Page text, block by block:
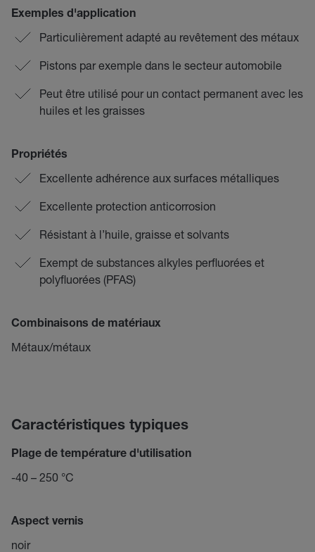
Exemples d'application
Particulièrement adapté au revêtement des métaux
Pistons par exemple dans le secteur automobile
Peut être utilisé pour un contact permanent avec les
huiles et les graisses
Propriétés
Excellente adhérence aux surfaces métalliques
Excellente protection anticorrosion
Résistant à l’huile, graisse et solvants
Exempt de substances alkyles perfluorées et
polyfluorées (PFAS)
Combinaisons de matériaux
Métaux/métaux
Caractéristiques typiques
Plage de température d'utilisation
-40 – 250 °C
Aspect vernis
noir